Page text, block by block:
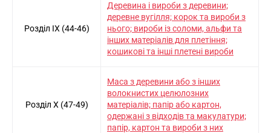
Розділ IX (44-46)
Деревина i вироби з деревини;
деревне вугiлля; корок та вироби з
нього; вироби iз соломи, альфи та
iнших матерiалiв для плетiння;
кошиковi та iншi плетенi вироби
Розділ X (47-49)
Маса з деревини або з iнших
волокнистих целюлозних
матерiалiв; папiр або картон,
одержанi з вiдходiв та макулатури;
папiр, картон та вироби з них